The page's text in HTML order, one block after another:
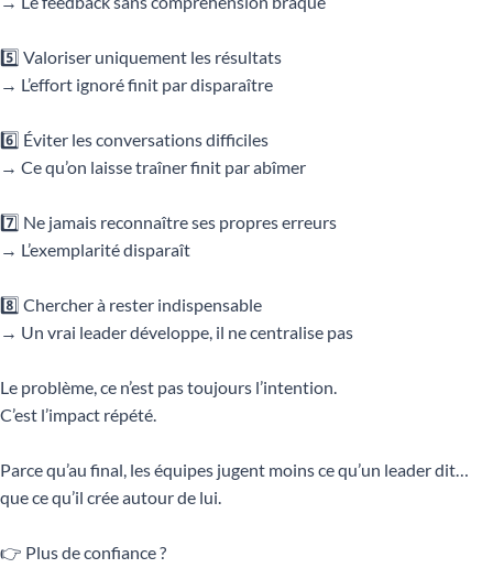
5️⃣ Valoriser uniquement les résultats
→ L’effort ignoré finit par disparaître
6️⃣ Éviter les conversations difficiles
→ Ce qu’on laisse traîner finit par abîmer
7️⃣ Ne jamais reconnaître ses propres erreurs
→ L’exemplarité disparaît
8️⃣ Chercher à rester indispensable
→ Un vrai leader développe, il ne centralise pas
Le problème, ce n’est pas toujours l’intention.
C’est l’impact répété.
Parce qu’au final, les équipes jugent moins ce qu’un leader dit…
que ce qu’il crée autour de lui.
👉 Plus de confiance ?